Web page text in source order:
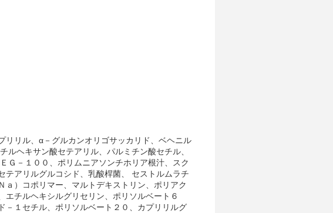
リリル、α－グルカンオリゴサッカリド、ベヘニル
ヘキサン酸セテアリル、パルミチン酸セチル、
Ｇ－１００、ポリムニアソンチホリア根汁、スク
テアリルグルコシド、乳酸桿菌、 セストルムラチ
）コポリマー、マルトデキストリン、ポリアク
チルヘキシルグリセリン、ポリソルベート６
－１セチル、ポリソルベート２０、カプリリルグ